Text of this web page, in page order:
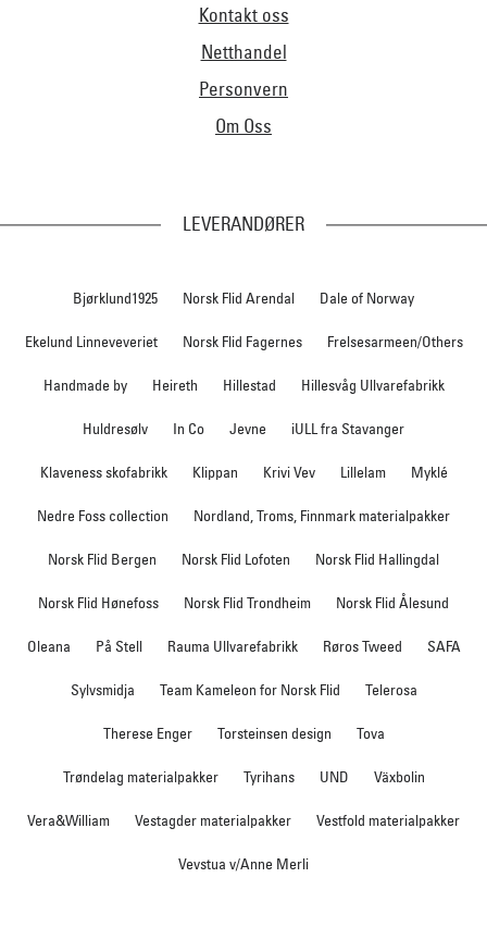
Kontakt oss
Netthandel
Personvern
Om Oss
LEVERANDØRER
Bjørklund1925 Norsk Flid Arendal Dale of Norway
Ekelund Linneveveriet Norsk Flid Fagernes Frelsesarmeen/Others
Handmade by Heireth Hillestad Hillesvåg Ullvarefabrikk
Huldresølv In Co Jevne iULL fra Stavanger
Klaveness skofabrikk Klippan Krivi Vev Lillelam Myklé
Nedre Foss collection Nordland, Troms, Finnmark materialpakker
Norsk Flid Bergen Norsk Flid Lofoten Norsk Flid Hallingdal
Norsk Flid Hønefoss Norsk Flid Trondheim Norsk Flid Ålesund
Oleana På Stell Rauma Ullvarefabrikk Røros Tweed SAFA
Sylvsmidja Team Kameleon for Norsk Flid Telerosa
Therese Enger Torsteinsen design Tova
Trøndelag materialpakker Tyrihans UND Växbolin
Vera&William Vestagder materialpakker Vestfold materialpakker
Vevstua v/Anne Merli